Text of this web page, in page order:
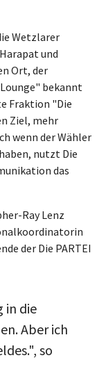
Wetzlarer
und
Ort, der
bekannt
Fraktion "Die
Ziel, mehr
wenn der Wähler
nutzt Die
das
Ray Lenz
der Die PARTEI
in die
Aber ich
so